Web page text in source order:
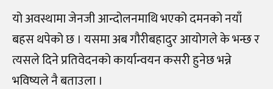
यो अवस्थामा जेनजी आन्दोलनमाथि भएको दमनको नयाँ
बहस थपेको छ । यसमा अब गौरीबहादुर आयोगले के भन्छ र
त्यसले दिने प्रतिवेदनको कार्यान्वयन कसरी हुनेछ भन्ने
भविष्यले नै बताउला ।